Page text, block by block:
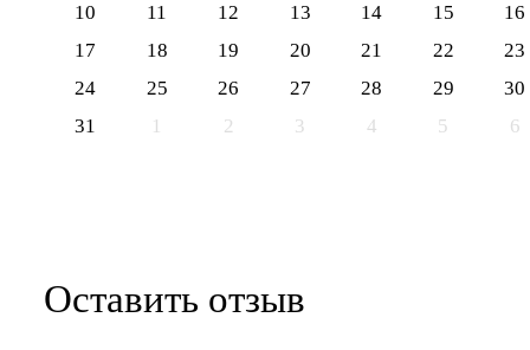
10
11 12 13 14 15
16
17
18 19 20 21 22
23
24
25 26 27 28 29
30
31
1 2 3 4 5 6
Оставить отзыв